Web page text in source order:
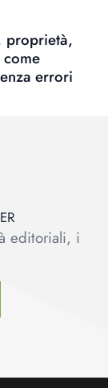
proprietà,
errori
editoriali, i